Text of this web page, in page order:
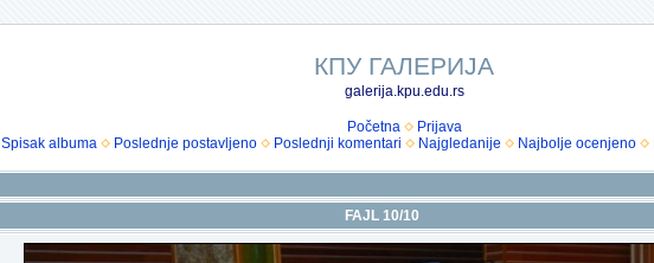
КПУ ГАЛЕРИЈА
galerija.kpu.edu.rs
Početna
Prijava
Spisak albuma
Poslednje postavljeno Poslednji komentari Najgledanije Najbolje ocenjeno
FAJL 10/10